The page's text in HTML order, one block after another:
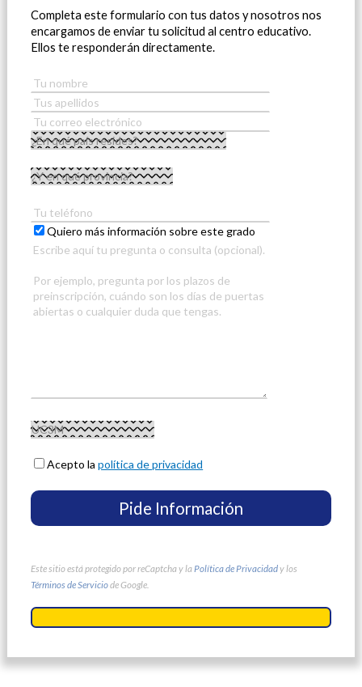
Completa este formulario con tus datos y nosotros nos
encargamos de enviar tu solicitud al centro educativo.
Ellos te responderán directamente.
Quiero más información sobre este grado
Acepto lapolítica de privacidad
Este sitio está protegido por reCaptcha y la Política de Privacidady los
Términos de Serviciode Google.